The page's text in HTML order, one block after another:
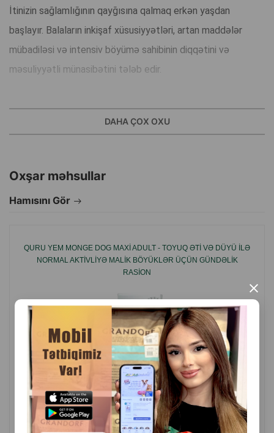
×
İtinizin sağlamlığının qayğısına qalmaq erkən yaşdan
başlayır. Balaların inkişaf xüsusiyyətləri, artan maddələr
mübadiləsi və intensiv böyümə sahibinin diqqətini və
məsuliyyətli münasibətini tələb edir.
Bu vəziyyətdə, qidalanma növünün seçilməsi və pəhrizin
seçilməsi qidalanma anından ev heyvanının tam inkişafını
məhsullardan alınan zülallar, yağlar, karbohidratlar, həmçinin
immunitetin qorunması mənbəyi olan məməlilərdə ilkin ana
balanslaşdırılmış quru qidalar var.
maddələr həzm sistemini dəstəkləyir və böyüyən
orqanizmin toxunulmazlığını artırır.
Üstünlüklər:
OPTISTART kompleksi:
Tərkibindəki vitaminli maddələr sayəsində bədənin təbii
DAHA ÇOX OXU
Oxşar məhsullar
Hamısını Gör
QURU YEM MONGE DOG MAXI ADULT - TOYUQ ƏTI VƏ DÜYÜ ILƏ
NORMAL AKTIVLIYƏ MALIK BÖYÜKLƏR ÜÇÜN GÜNDƏLIK
RASION